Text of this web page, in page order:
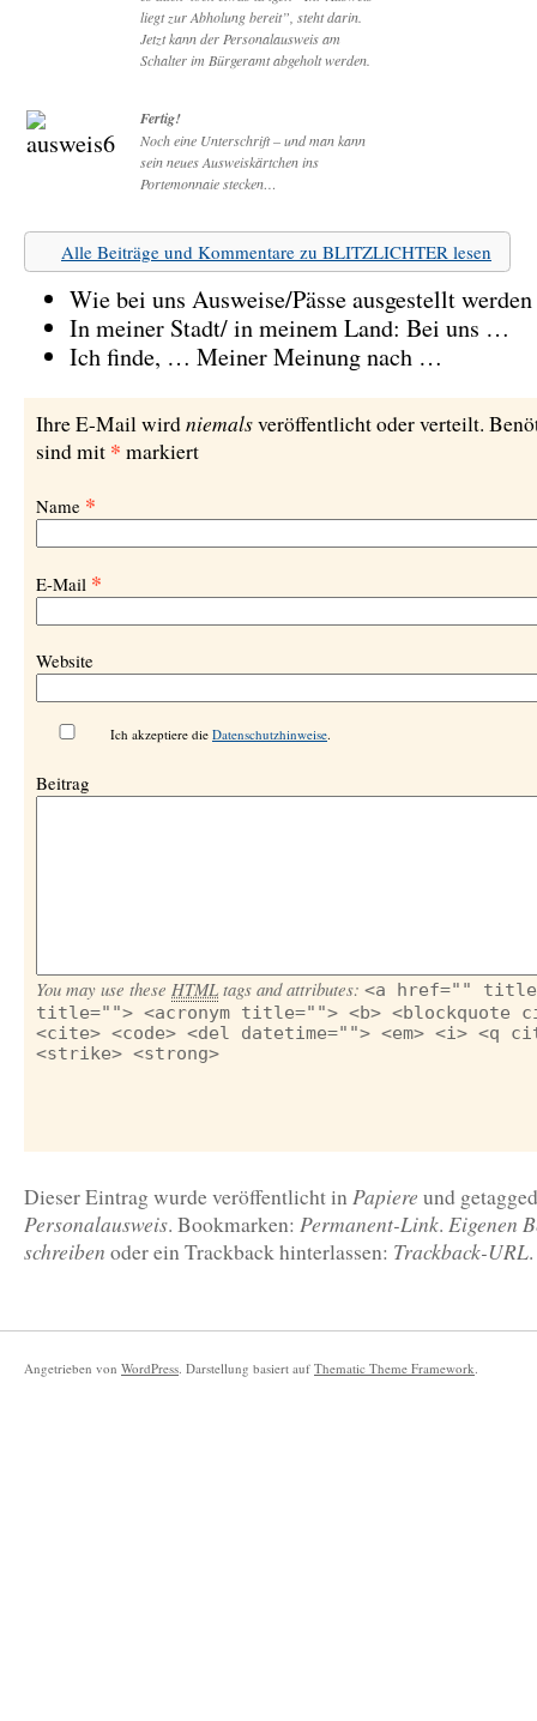
liegt zur Abholung bereit”, steht darin.
Jetzt kann der Personalausweis am
Schalter im Bürgeramt abgeholt werden.
Fertig!
Noch eine Unterschrift – und man kann
sein neues Ausweiskärtchen ins
Portemonnaie stecken…
Alle Beiträge und Kommentare zu BLITZLICHTER lesen
Wie bei uns Ausweise/Pässe ausgestellt
In meiner Stadt/ in meinem Land: Bei uns …
Ich finde, … Meiner Meinung nach …
Ihre E-Mail wirdniemalsveröffentlicht oder verteilt.
sind mit * markiert
Name *
E-Mail *
Website
Ich akzeptiere die Datenschutzhinweise.
Beitrag
You may use these HTML tags and attributes: <a href=""
title=""> <acronym title=""> <b> <blockquote
<cite> <code> <del datetime=""> <em> <i> <q
<strike> <strong>
Dieser Eintrag wurde veröffentlicht inPapiere und
Personalausweis. Bookmarken: Permanent-Link. Eigenen
schreiben oder ein Trackback hinterlassen: Trackback-URL.
Angetrieben von WordPress. Darstellung basiert auf Thematic Theme Framework.